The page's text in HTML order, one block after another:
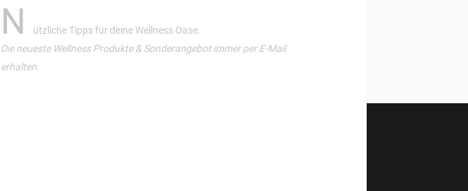
N
ützliche Tipps für deine Wellness Oase.
Die neueste Wellness Produkte & Sonderangebot immer per E-Mail
erhalten.